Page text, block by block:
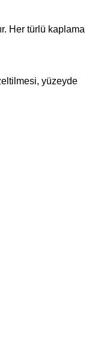
Her türlü kaplama
yüzeyde